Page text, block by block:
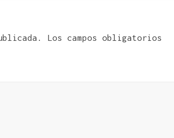
Los campos obligatorios